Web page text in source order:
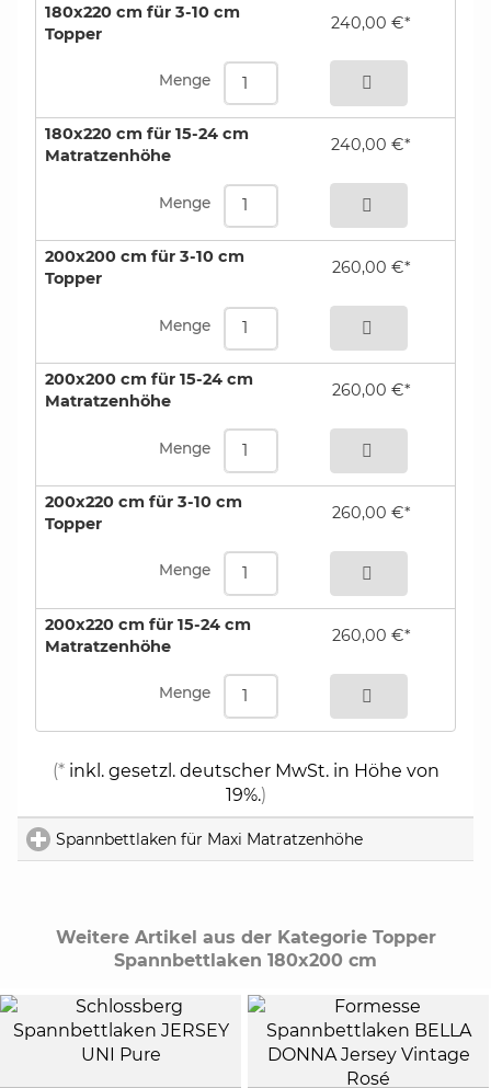
180x220 cm für 3-10 cm
Topper
Menge
240,00 €*
180x220 cm für 15-24 cm
Matratzenhöhe
Menge
240,00 €*
200x200 cm für 3-10 cm
Topper
Menge
260,00 €*
200x200 cm für 15-24 cm
Matratzenhöhe
Menge
260,00 €*
200x220 cm für 3-10 cm
Topper
Menge
260,00 €*
200x220 cm für 15-24 cm
Matratzenhöhe
Menge
260,00 €*
(*inkl. gesetzl. deutscher MwSt. in Höhe von
19%.)
Spannbettlaken für Maxi Matratzenhöhe
Weitere Artikel aus der Kategorie Topper
Spannbettlaken 180x200 cm